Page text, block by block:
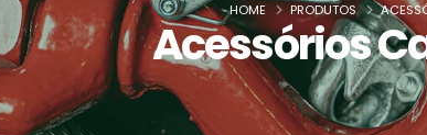
Acessórios
HOME PRODUTOS